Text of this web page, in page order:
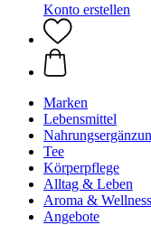
Konto erstellen
Marken
Lebensmittel
Tee
Körperpflege
Alltag & Leben
Aroma & Wellness
Angebote